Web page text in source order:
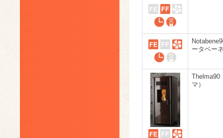
ータベー
Thelma90
マ）